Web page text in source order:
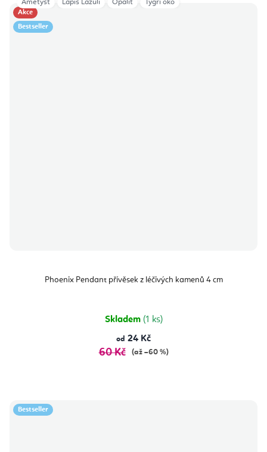
Akce
Bestseller
Phoenix Pendant přívěsek z léčivých kamenů 4 cm
Skladem (1 ks)
od 24 Kč
60 Kč (až –60 %)
Ametyst Lapis Lazuli Opalit Tygří oko
Bestseller